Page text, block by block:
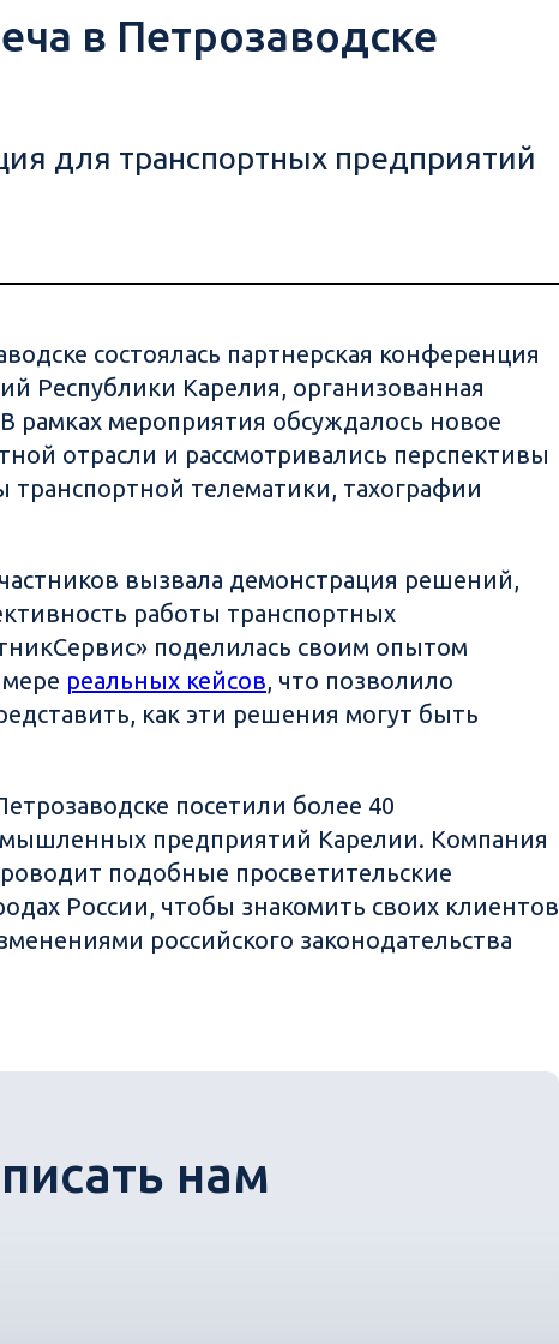
в Петрозаводске
для транспортных предприятий
состоялась партнерская конференция
Республики Карелия, организованная
рамках мероприятия обсуждалось новое
отрасли и рассмотривались перспективы
транспортной телематики, тахографии
вызвала демонстрация решений,
работы транспортных
поделилась своим опытом
реальных кейсов, что позволило
как эти решения могут быть
посетили более 40
предприятий Карелии. Компания
подобные просветительские
России, чтобы знакомить своих клиентов
российского законодательства
нам